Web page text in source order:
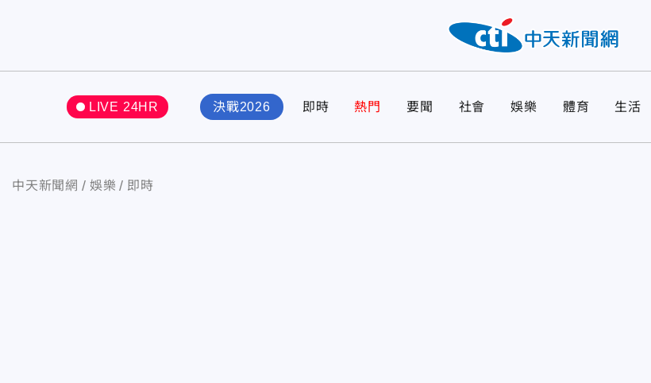
LIVE 24HR 決戰2026 即時 熱門 要聞 社會 娛樂 體育 生活
中天新聞網 娛樂 即時